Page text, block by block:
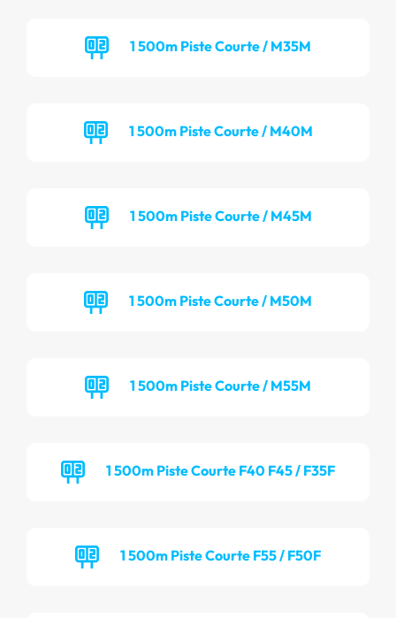
1 500m Piste Courte / M35M
1 500m Piste Courte / M40M
1 500m Piste Courte / M45M
1 500m Piste Courte / M50M
1 500m Piste Courte / M55M
1 500m Piste Courte F40 F45 / F35F
1 500m Piste Courte F55 / F50F